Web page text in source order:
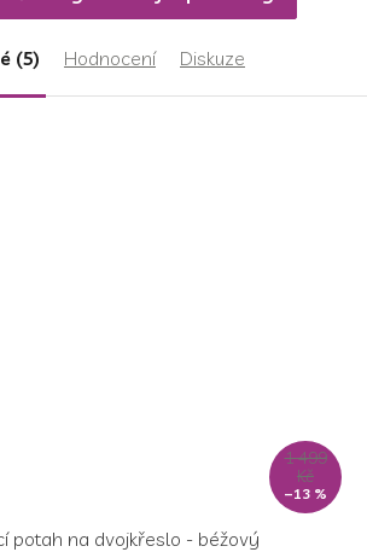
(5) Hodnocení Diskuze
1 499
Kč
–13 %
potah na dvojkřeslo - béžový